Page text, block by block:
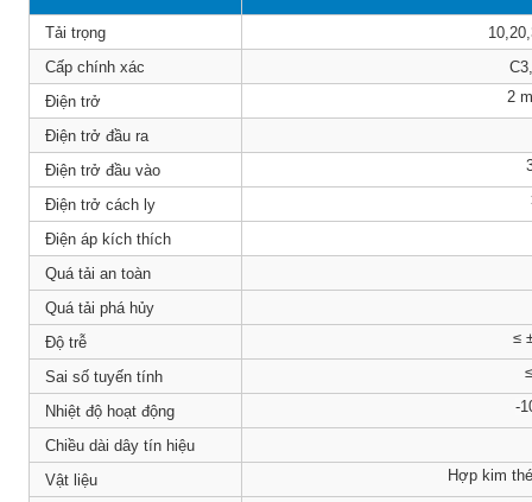
Tải trọng
Cấp chính xác
Điện trở
2
Điện trở đầu ra
Điện trở đầu vào
Điện trở cách ly
Điện áp kích thích
Quá tải an toàn
Quá tải phá hủy
Độ trễ
≤
Sai số tuyến tính
Nhiệt độ hoạt động -
Chiều dài dây tín hiệu
Vật liệu
Hợp kim